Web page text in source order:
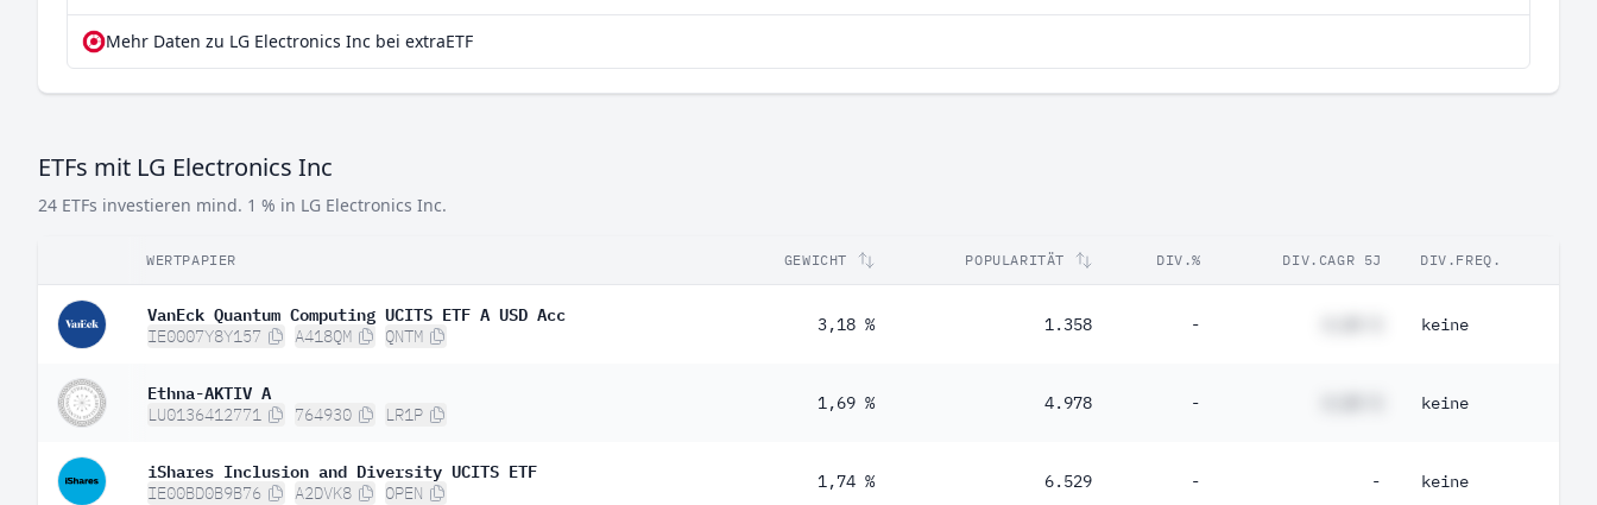
Mehr Daten zu LG Electronics Inc bei extraETF
ETFs mit LG Electronics Inc
24 ETFs investieren mind. 1 % in LG Electronics Inc.
WERTPAPIER GEWICHT POPULARITÄT DIV.% DIV.CAGR 5J DIV.FREQ.
VanEck Quantum Computing UCITS ETF A USD Acc
IE0007Y8Y157 A418QM QNTM
3,18 % 1.358 - keine
Ethna-AKTIV A
LU0136412771 764930 LR1P
1,69 % 4.978 - keine
iShares Inclusion and Diversity UCITS ETF
IE00BD0B9B76 A2DVK8 OPEN
1,74 % 6.529 - - keine